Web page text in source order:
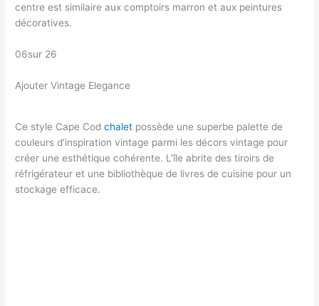
centre est similaire aux comptoirs marron et aux peintures
décoratives.
06sur 26
Ajouter Vintage Elegance
Ce style Cape Codchalet possède une superbe palette de
couleurs d’inspiration vintage parmi les décors vintage pour
créer une esthétique cohérente. L’île abrite des tiroirs de
réfrigérateur et une bibliothèque de livres de cuisine pour un
stockage efficace.